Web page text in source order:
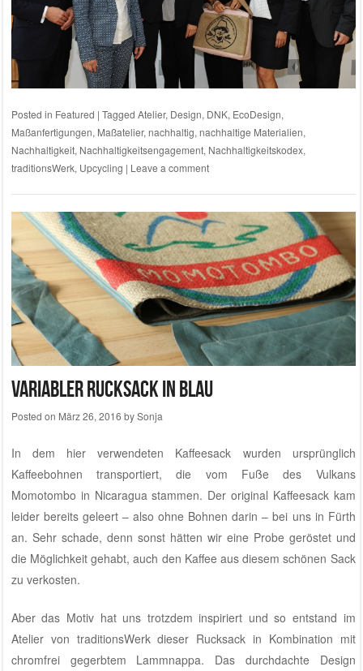
Posted in Featured | Tagged Atelier, Design, DNK, EcoDesign,
Maßanfertigungen, Maßatelier, nachhaltig, nachhaltige Materialien,
Nachhaltigkeit, Nachhaltigkeitsengagement, Nachhaltigkeitskodex,
traditionsWerk, Upcycling | Leave a comment
Variabler Rucksack in blau
Posted on März 26, 2016 bySonja
In dem hier verwendeten Kaffeesack wurden ursprünglich
Kaffeebohnen transportiert, die vom Fuße des Vulkans
Momotombo in Nicaragua stammen. Der original Kaffeesack kam
leider bereits geleert – also ohne Bohnen darin – bei uns in Fürth
an. Sehr schade, denn sonst hätten wir eine Probe geröstet und
die Möglichkeit gehabt, auch den Kaffee aus diesem schönen Sack
zu verkosten.
Aber das Motiv hat uns trotzdem inspiriert und so entstand im
Atelier von traditionsWerkdieser Rucksack in Kombination mit
chromfrei gegerbtem Lammnappa. Das durchdachte Design